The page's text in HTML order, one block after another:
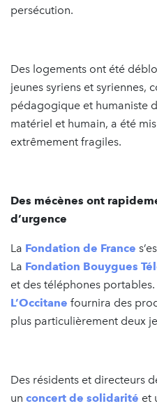
persécution.
Des logements ont été
jeunes syriens et syriennes,
pédagogique et humaniste
matériel et humain, a été
extrêmement fragiles.
Des mécènes ont
d’urgence
La Fondation de France
La Fondation Bouygues
et des téléphones portables.
L’Occitane fournira des
plus particulièrement deux
Des résidents et directeurs
un concert de solidarité et